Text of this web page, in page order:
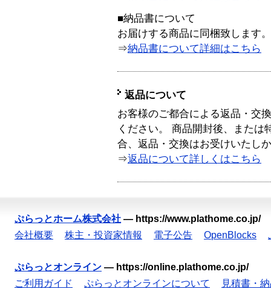
■納品書について
お届けする商品に同梱致します。
⇒納品書について詳細はこちら
返品について
お客様のご都合による返品・交
ください。 商品開封後、または
合、返品・交換はお受けいたし
⇒返品について詳しくはこちら
ぷらっとホーム株式会社 — https://www.plathome.co.jp/
会社概要
株主・投資家情報 電子公告 OpenBlocks
ぷらっとオンライン — https://online.plathome.co.jp/
ご利用ガイド
ぷらっとオンラインについて
見積書・